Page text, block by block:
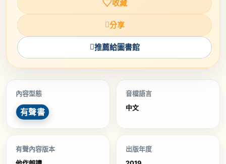
♡收藏
分享
推薦給圖書館
內容型態
有聲書
音檔語言
中文
有聲內容版本
出版年度